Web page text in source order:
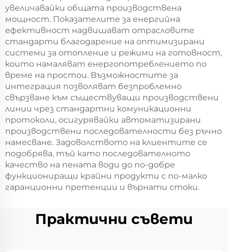
увеличавайки общата производствена
мощност. Показателите за енергийна
ефективност надвишават отрасловите
стандарти благодарение на оптимизирани
системи за отопление и режими на готовност,
които намаляват енергопотреблението по
време на простои. Възможностите за
интеграция позволяват безпроблемно
свързване към съществуващи производствени
линии чрез стандартни комуникационни
протоколи, осигурявайки автоматизирани
производствени последователности без ръчно
намесване. Задоволството на клиентите се
подобрява, тъй като последователното
качество на пената води до по-добре
функциониращи крайни продукти с по-малко
гаранционни претенции и върнати стоки.
Практични съвети